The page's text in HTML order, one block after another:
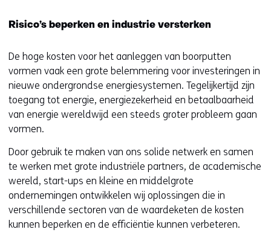
naar
(onderliggende
onderwerpen)
Risico’s beperken en industrie versterken
De hoge kosten voor het aanleggen van boorputten
vormen vaak een grote belemmering voor investeringen in
nieuwe ondergrondse energiesystemen. Tegelijkertijd zijn
toegang tot energie, energiezekerheid en betaalbaarheid
van energie­ wereldwijd een steeds groter probleem gaan
vormen.
Door gebruik te maken van ons solide netwerk en samen
te werken met grote industriële partners, de academische
wereld, start-ups en kleine en middelgrote
ondernemingen ontwikkelen wij oplossingen die in
verschillende sectoren van de waardeketen de kosten
kunnen beperken en de efficiëntie kunnen verbeteren.